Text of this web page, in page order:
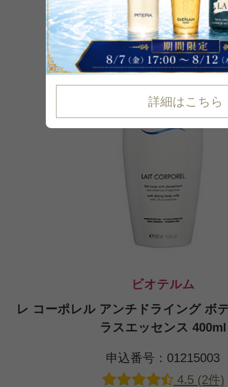
詳細はこちら
P可
ビオテルム
レ コーポレル アンチドライング ボ
ラスエッセンス 400ml
申込番号：01215003
4.5 (2件)